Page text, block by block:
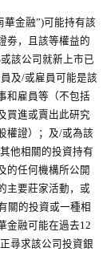
華金融”)可能持有該
劵，且該等權益的
該公司就新上市已
及/或雇員可能是該
和雇員等（不包括
買進或賣出此研究
權證）；及/或為該
他相關的投資持有
的任何機構所公開
主要莊家活動，或
關的投資或一種相
金融可能在過去12
尋求該公司投資銀